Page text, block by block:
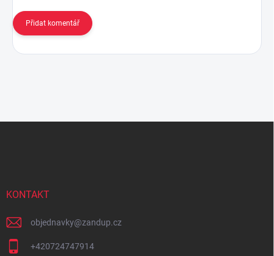
Přidat komentář
KONTAKT
objednavky@zandup.cz
+420724747914